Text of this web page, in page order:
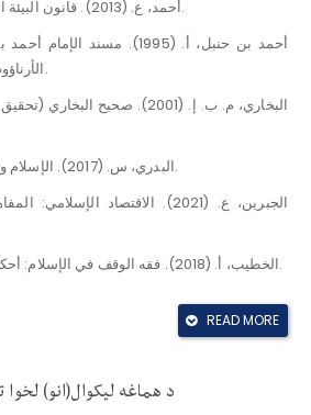
أحمد، ع. (2013). قانون البيئة الإسلامي. دار الرسالة.
أحمد بن حنبل، أ. (1995). مسند
الأرناؤوط). مؤسسة الرسالة.
البخاري، م. ب. إ. (2001). صحيح
البدري، س. (2017). الإسلام والبيئة. مكتبة ابن رشد.
الجبرين، ع. (2021). الاقتصاد
الخطيب، أ. (2018). فقه الوقف في الإسلام: أحكامه وأثره. دار السلام.
الزحيلي، و. (2012). الفقه الإسلامي وأدلته. دار القلم.
زكريا، أ. (2020). فقه المضاربة والمشاركة. دار التقوى.
وأبعادها. دار اليمامة للنشر.
READ MORE
د هماغه لیکوال(انو)